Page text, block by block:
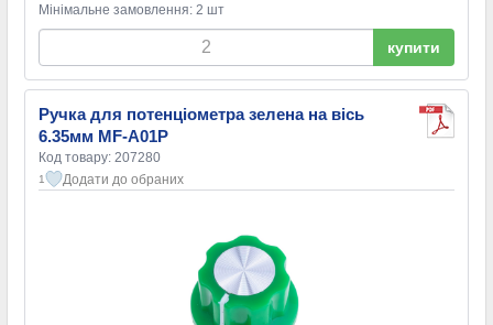
Мінімальне замовлення: 2 шт
купити
Ручка для потенціометра зелена на вісь
6.35мм MF-A01P
Код товару: 207280
1 Додати до обраних